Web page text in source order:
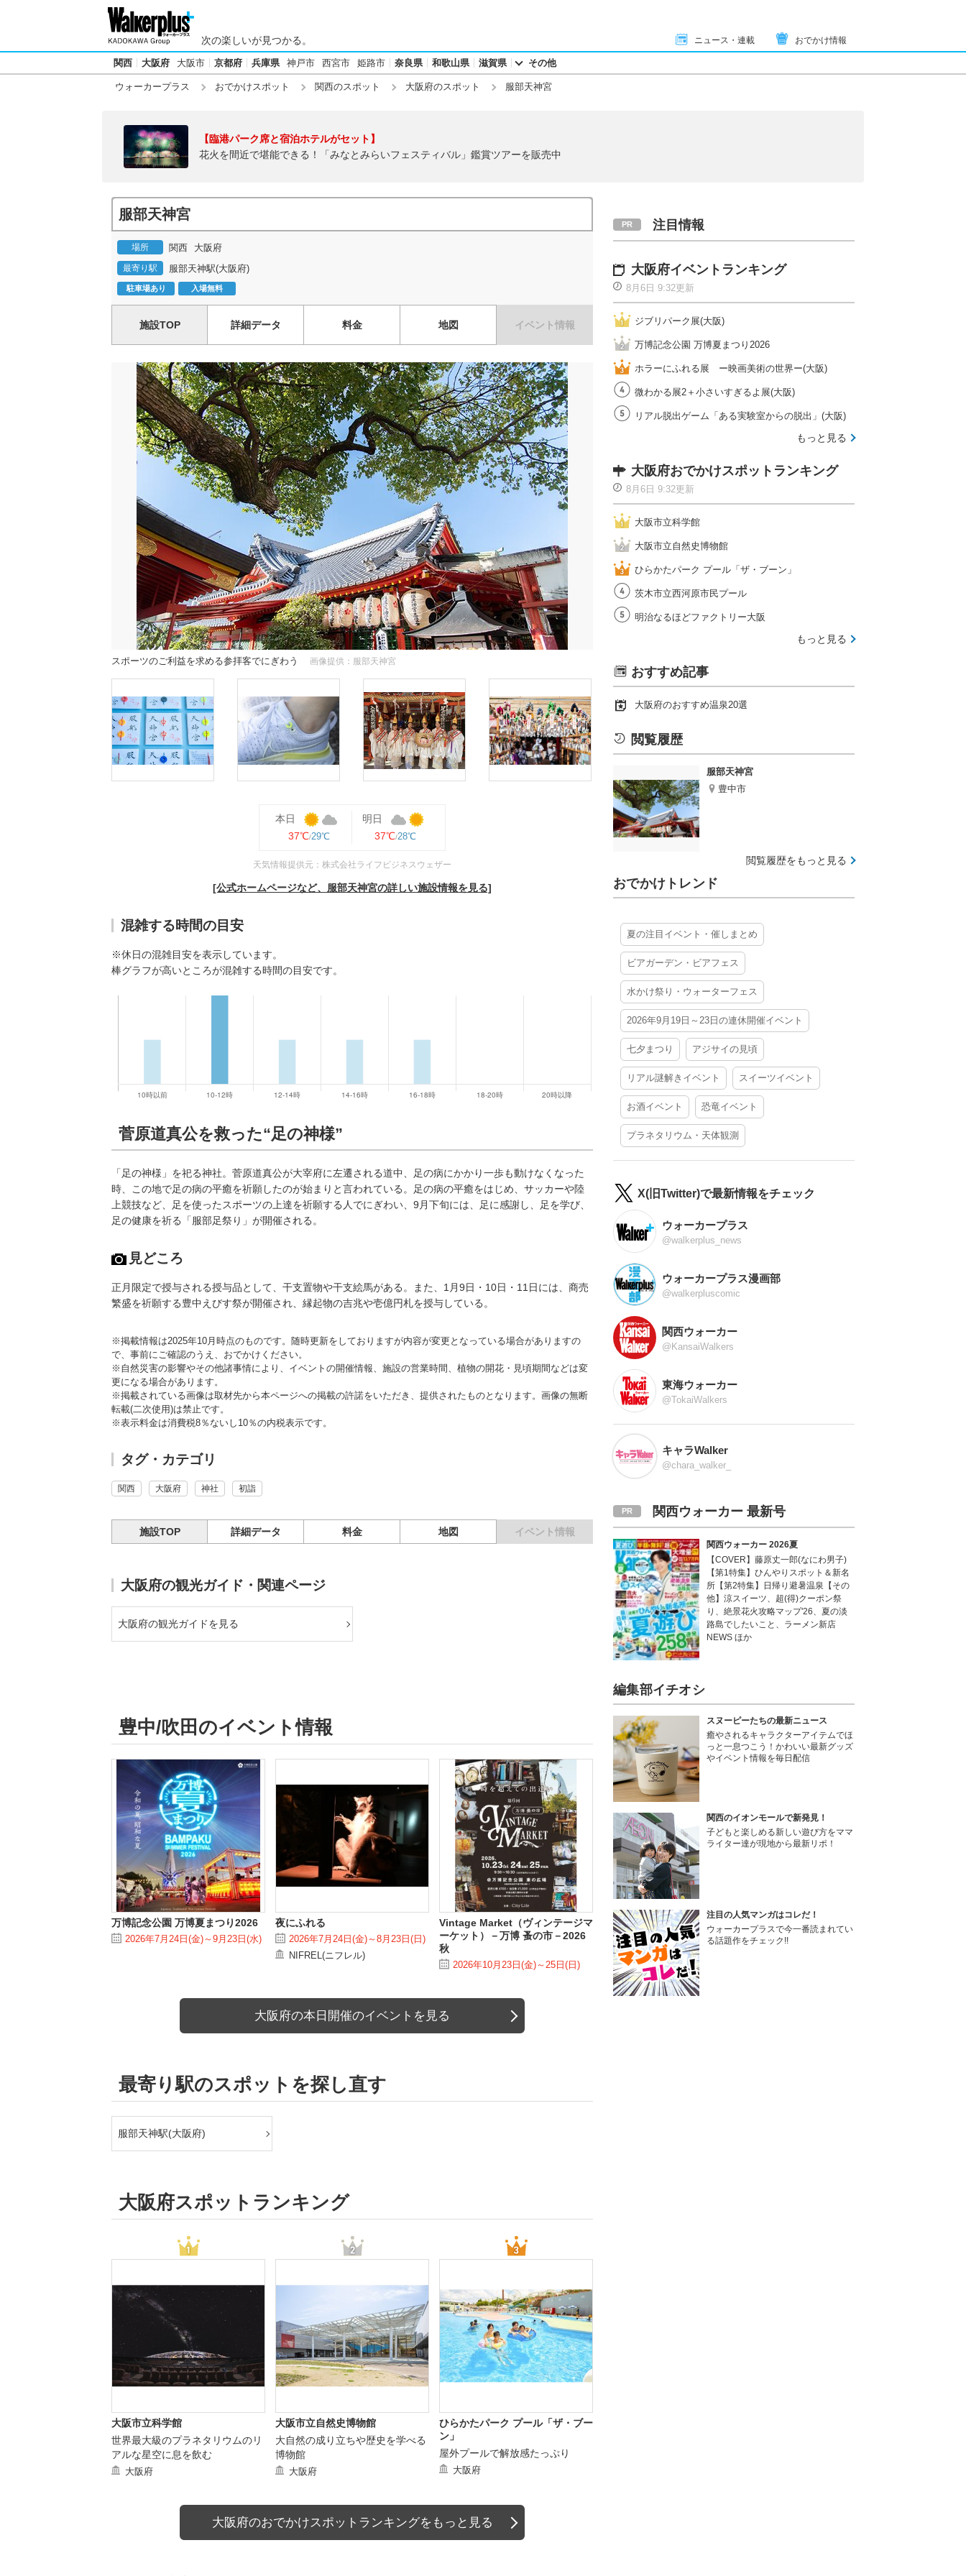
次の楽しいが見つかる。 ニュース・連載 おでかけ情報
関西 大阪府 大阪市 京都府 兵庫県 神戸市 西宮市 姫路市 奈良県 和歌山県 滋賀県 その他
ウォーカープラス おでかけスポット 関西のスポット 大阪府のスポット 服部天神宮
【臨港パーク席と宿泊ホテルがセット】
花火を間近で堪能できる！「みなとみらいフェスティバル」鑑賞ツアーを販売中
服部天神宮
場所 関西 大阪府
最寄り駅 服部天神駅(大阪府)
駐車場あり 入場無料
施設TOP 詳細データ 料金 地図 イベント情報
スポーツのご利益を求める参拝客でにぎわう 画像提供：服部天神宮
本日
37℃ 29℃
明日
37℃ 28℃
天気情報提供元：株式会社ライフビジネスウェザー
[公式ホームページなど、服部天神宮の詳しい施設情報を見る]
混雑する時間の目安
※休日の混雑目安を表示しています。
棒グラフが高いところが混雑する時間の目安です。
菅原道真公を救った“足の神様”
「足の神様」を祀る神社。菅原道真公が大宰府に左遷される道中、足の病にかかり一歩も動けなくなった
時、この地で足の病の平癒を祈願したのが始まりと言われている。足の病の平癒をはじめ、サッカーや陸
上競技など、足を使ったスポーツの上達を祈願する人でにぎわい、9月下旬には、足に感謝し、足を学び、
足の健康を祈る「服部足祭り」が開催される。
見どころ
正月限定で授与される授与品として、干支置物や干支絵馬がある。また、1月9日・10日・11日には、商売
繁盛を祈願する豊中えびす祭が開催され、縁起物の吉兆や壱億円札を授与している。
※掲載情報は2025年10月時点のものです。随時更新をしておりますが内容が変更となっている場合がありますの
で、事前にご確認のうえ、おでかけください。
※自然災害の影響やその他諸事情により、イベントの開催情報、施設の営業時間、植物の開花・見頃期間などは変
更になる場合があります。
※掲載されている画像は取材先から本ページへの掲載の許諾をいただき、提供されたものとなります。画像の無断
転載(二次使用)は禁止です。
※表示料金は消費税8％ないし10％の内税表示です。
タグ・カテゴリ
関西 大阪府 神社 初詣
施設TOP 詳細データ 料金 地図 イベント情報
大阪府の観光ガイド・関連ページ
大阪府の観光ガイドを見る
豊中/吹田のイベント情報
万博記念公園 万博夏まつり2026
2026年7月24日(金)～9月23日(水)
夜にふれる
2026年7月24日(金)～8月23日(日)
NIFREL(ニフレル)
Vintage Market（ヴィンテージマ
ーケット）－万博 蚤の市－2026
秋
2026年10月23日(金)～25日(日)
大阪府の本日開催のイベントを見る
最寄り駅のスポットを探し直す
服部天神駅(大阪府)
大阪府スポットランキング
大阪市立科学館
世界最大級のプラネタリウムのリ
アルな星空に息を飲む
大阪府
大阪市立自然史博物館
大自然の成り立ちや歴史を学べる
博物館
大阪府
ひらかたパーク プール「ザ・ブー
ン」
屋外プールで解放感たっぷり
大阪府
大阪府のおでかけスポットランキングをもっと見る
注目情報
大阪府イベントランキング
8月6日 9:32更新
ジブリパーク展(大阪)
万博記念公園 万博夏まつり2026
ホラーにふれる展 ー映画美術の世界ー(大阪)
微わかる展2＋小さいすぎるよ展(大阪)
リアル脱出ゲーム「ある実験室からの脱出」(大阪)
もっと見る
大阪府おでかけスポットランキング
8月6日 9:32更新
大阪市立科学館
大阪市立自然史博物館
ひらかたパーク プール「ザ・ブーン」
茨木市立西河原市民プール
明治なるほどファクトリー大阪
もっと見る
おすすめ記事
大阪府のおすすめ温泉20選
閲覧履歴
服部天神宮
豊中市
閲覧履歴をもっと見る
おでかけトレンド
夏の注目イベント・催しまとめ
ビアガーデン・ビアフェス
水かけ祭り・ウォーターフェス
2026年9月19日～23日の連休開催イベント
七夕まつり アジサイの見頃
リアル謎解きイベント スイーツイベント
お酒イベント 恐竜イベント
プラネタリウム・天体観測
X(旧Twitter)で最新情報をチェック
ウォーカープラス
@walkerplus_news
ウォーカープラス漫画部
@walkerpluscomic
関西ウォーカー
@KansaiWalkers
東海ウォーカー
@TokaiWalkers
キャラWalker
@chara_walker_
関西ウォーカー 最新号
関西ウォーカー 2026夏
【COVER】藤原丈一郎(なにわ男子)
【第1特集】ひんやりスポット＆新名
所【第2特集】日帰り避暑温泉【その
他】涼スイーツ、超(得)クーポン祭
り、絶景花火攻略マップ'26、夏の淡
路島でしたいこと、ラーメン新店
NEWS ほか
編集部イチオシ
スヌーピーたちの最新ニュース
癒やされるキャラクターアイテムでほ
っと一息つこう！かわいい最新グッズ
やイベント情報を毎日配信
関西のイオンモールで新発見！
子どもと楽しめる新しい遊び方をママ
ライター達が現地から最新リポ！
注目の人気マンガはコレだ！
ウォーカープラスで今一番読まれてい
る話題作をチェック!!